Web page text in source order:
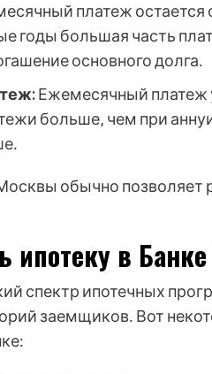
платеж
годы большая часть
основного долга․
Ежемесячный платеж
больше‚ чем при
обычно позволяет
ипотеку в
спектр ипотечных
заемщиков․ Вот